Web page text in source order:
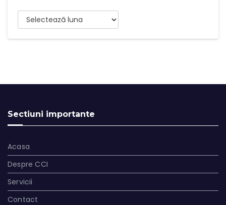
Arhive
Sectiuni importante
Acasa
Despre CCI
Servicii
Contact